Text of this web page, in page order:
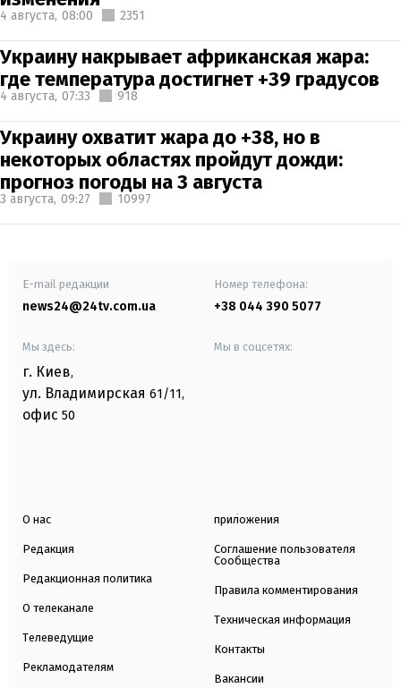
4 августа, 08:00 2351
Украину накрывает африканская жара:
где температура достигнет +39 градусов
4 августа, 07:33 918
Украину охватит жара до +38, но в
некоторых областях пройдут дожди:
прогноз погоды на 3 августа
3 августа, 09:27 10997
E-mail редакции
news24@24tv.com.ua
Номер телефона:
+38 044 390 5077
Мы здесь:
г. Киев,
ул. Владимирская 61/11,
офис 50
Мы в соцсетях:
О нас
Редакция
Редакционная политика
О телеканале
Телеведущие
Рекламодателям
приложения
Соглашение пользователя
Сообщества
Правила комментирования
Техническая информация
Контакты
Вакансии